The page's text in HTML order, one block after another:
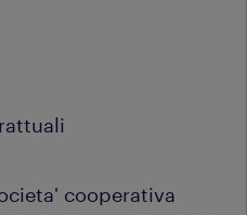
cooperativa